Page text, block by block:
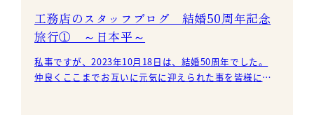
工務店のスタッフブログ 結婚50周年記念
旅行① ～日本平～
私事ですが、2023年10月18日は、結婚50周年でした。
仲良くここまでお互いに元気に迎えられた事を皆様に感